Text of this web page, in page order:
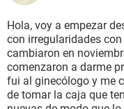
BIENESTAR
SEXUALIDAD
GLOSARIO
Hola, voy a empezar
con irregularidades
cambiaron en
comenzaron a darme
fui al ginecólogo y me
de tomar la caja que